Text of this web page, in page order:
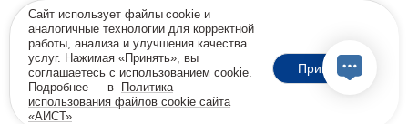
Сайт использует файлы cookie и
аналогичные технологии для корректной
работы, анализа и улучшения качества
услуг. Нажимая «Принять», вы
соглашаетесь с использованием cookie.
Подробнее — в
Политика
использования файлов cookie сайта
«АИСТ»
Принять